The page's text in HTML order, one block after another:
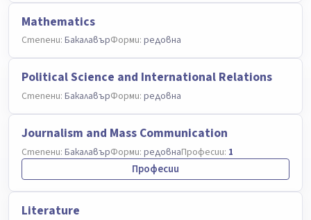
Mathematics
Степени: БакалавърФорми: редовна
Political Science and International Relations
Степени: БакалавърФорми: редовна
Journalism and Mass Communication
Степени: БакалавърФорми: редовнаПрофесии: 1
Професии
Literature